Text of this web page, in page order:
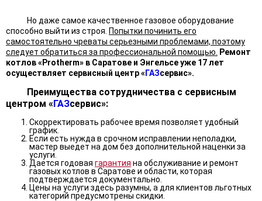
Но даже самое качественное газовое оборудование
способно выйти из строя. Попытки починить его
самостоятельно чреваты серьезными проблемами, поэтому
следует обратиться за профессиональной помощью.
Ремонт
котлов «Protherm» в Саратове и Энгельсе уже 17 лет
осуществляет сервисный центр «ГАЗсервис».
Преимущества сотрудничества с сервисным
центром «ГАЗсервис»:
Скорректировать рабочее время позволяет удобный
график.
Если есть нужда в срочном исправлении неполадки,
мастер выедет на дом без дополнительной наценки за
услуги.
Дается годовая гарантия на обслуживание и ремонт
газовых котлов в Саратове и области, которая
подтверждается документально.
Цены на услуги здесь разумны, а для клиентов льготных
категорий предусмотрены скидки.